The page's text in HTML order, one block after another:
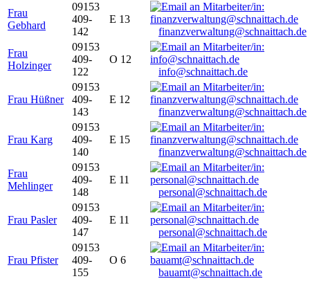
Frau
Gebhard
09153
409-
142
E 13
finanzverwaltung@schnaittach.de
Frau
Holzinger
09153
409-
122
O 12
info@schnaittach.de
Frau Hüßner
09153
409-
143
E 12
finanzverwaltung@schnaittach.de
Frau Karg
09153
409-
140
E 15
finanzverwaltung@schnaittach.de
Frau
Mehlinger
09153
409-
148
E 11
personal@schnaittach.de
Frau Pasler
09153
409-
147
E 11
personal@schnaittach.de
Frau Pfister
09153
409-
155
O 6
bauamt@schnaittach.de